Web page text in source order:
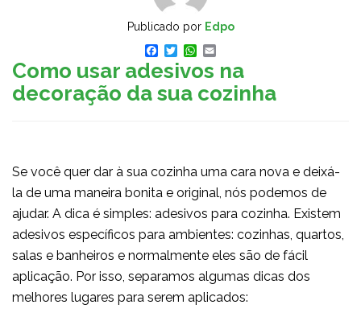
Publicado por Edpo
Facebook
TwitterWhatsApp
Como usar adesivos na
decoração da sua cozinha
Se você quer dar à sua cozinha uma cara nova e deixá-
la de uma maneira bonita e original, nós podemos de
ajudar. A dica é simples: adesivos para cozinha. Existem
adesivos específicos para ambientes: cozinhas, quartos,
salas e banheiros e normalmente eles são de fácil
aplicação. Por isso, separamos algumas dicas dos
melhores lugares para serem aplicados: